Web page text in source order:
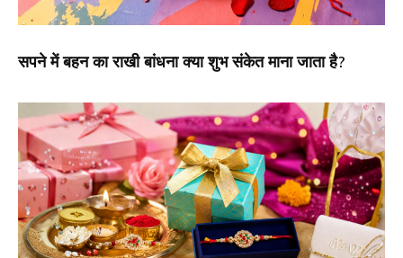
सपने में बहन का राखी बांधना क्या शुभ संकेत माना जाता है?